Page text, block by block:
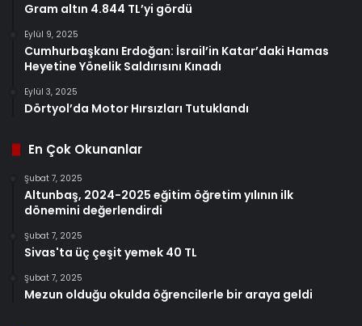
Gram altın 4.844 TL’yi gördü
Eylül 9, 2025
Cumhurbaşkanı Erdoğan: İsrail’in Katar’daki Hamas
Heyetine Yönelik Saldırısını Kınadı
Eylül 3, 2025
Dörtyol’da Motor Hırsızları Tutuklandı
En Çok Okunanlar
Şubat 7, 2025
Altunbaş, 2024-2025 eğitim öğretim yılının ilk
dönemini değerlendirdi
Şubat 7, 2025
Sivas'ta üç çeşit yemek 40 TL
Şubat 7, 2025
Mezun olduğu okulda öğrencilerle bir araya geldi